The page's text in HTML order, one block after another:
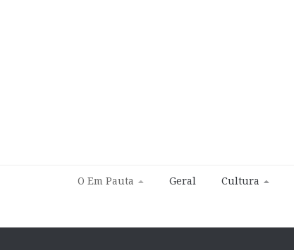
O Em Pauta Geral Cultura